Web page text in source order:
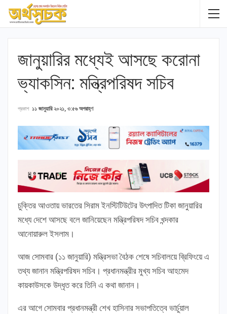
জানুয়ারির মধ্যেই আসছে করোনা
ভ্যাকসিন: মন্ত্রিপরিষদ সচিব
প্রকাশ ১১ জানুয়ারি ২০২১, ৩:৫৬ অপরাহ্ণ
চুক্তির আওতায় ভারতের সিরাম ইনস্টিটিউটের উৎপাদিত টিকা জানুয়ারির
মধ্যে দেশে আসছে বলে জানিয়েছেন মন্ত্রিপরিষদ সচিব খন্দকার
আনোয়ারুল ইসলাম।
আজ সোমবার (১১ জানুয়ারি) মন্ত্রিসভা বৈঠক শেষে সচিবালয়ে ব্রিফিংয়ে এ
তথ্য জানান মন্ত্রিপরিষদ সচিব। প্রধানমন্ত্রীর মুখ্য সচিব আহমেদ
কায়কাউসকে উদ্ধৃত করে তিনি এ কথা জানান।
এর আগে সোমবার প্রধানমন্ত্রী শেখ হাসিনার সভাপতিত্বে ভার্চুয়াল